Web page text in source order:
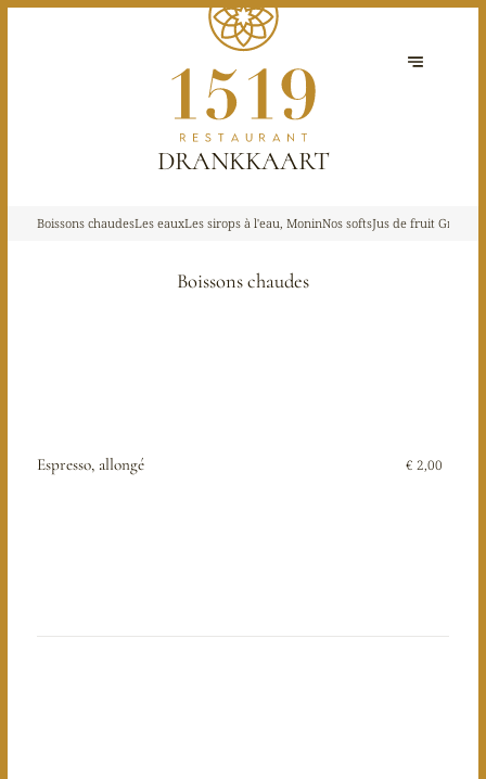
DRANKKAART
Boissons chaudesLes eauxLes sirops à l'eau, MoninNos softsJus de fruit Granini
Boissons chaudes
Espresso, allongé € 2,00